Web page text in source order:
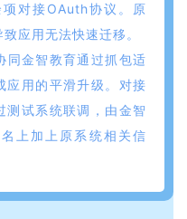
对接OAuth协议。原
应用无法快速迁移。
同金智教育通过抓包适
应用的平滑升级。对接
测试系统联调，由金智
上加上原系统相关信